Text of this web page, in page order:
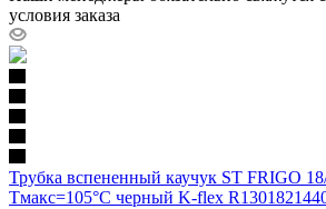
условия заказа
Трубка вспененный каучук ST FRIGO
Тмакс=105°C черный K-flex